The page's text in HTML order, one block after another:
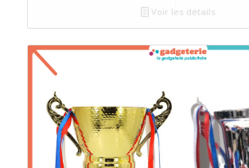
Voir les détails